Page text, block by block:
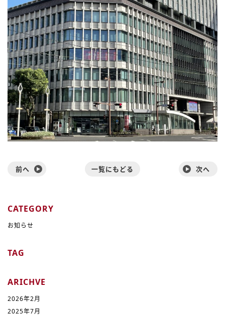
前へ 一覧にもどる 次へ
CATEGORY
お知らせ
TAG
ARICHVE
2026年2月
2025年7月